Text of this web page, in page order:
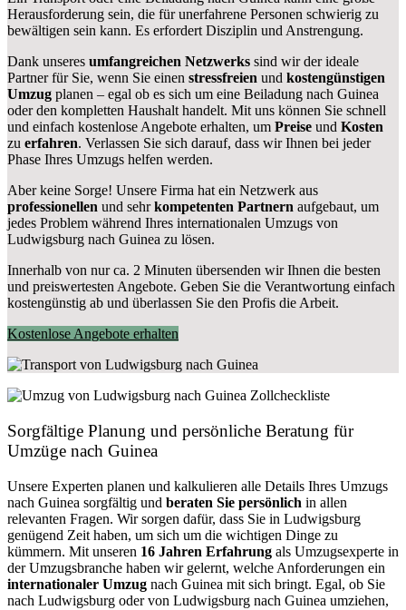
Herausforderung sein, die für unerfahrene Personen schwierig zu
bewältigen sein kann. Es erfordert Disziplin und Anstrengung.
Dank unseres umfangreichen Netzwerks sind wir der ideale
Partner für Sie, wenn Sie einen stressfreien und kostengünstigen
Umzug planen – egal ob es sich um eine Beiladung nach Guinea
oder den kompletten Haushalt handelt. Mit uns können Sie schnell
und einfach kostenlose Angebote erhalten, um Preise und Kosten
zu erfahren. Verlassen Sie sich darauf, dass wir Ihnen bei jeder
Phase Ihres Umzugs helfen werden.
Aber keine Sorge! Unsere Firma hat ein Netzwerk aus
professionellen und sehrkompetenten Partnern aufgebaut, um
jedes Problem während Ihres internationalen Umzugs von
Ludwigsburg nach Guinea zu lösen.
Innerhalb von nur ca. 2 Minuten übersenden wir Ihnen die besten
und preiswertesten Angebote. Geben Sie die Verantwortung einfach
kostengünstig ab und überlassen Sie den Profis die Arbeit.
Kostenlose Angebote erhalten
Sorgfältige Planung und persönliche Beratung für
Umzüge nach Guinea
Unsere Experten planen und kalkulieren alle Details Ihres Umzugs
nach Guinea sorgfältig und beraten Sie persönlich in allen
relevanten Fragen. Wir sorgen dafür, dass Sie in Ludwigsburg
genügend Zeit haben, um sich um die wichtigen Dinge zu
kümmern. Mit unseren 16 Jahren Erfahrung als Umzugsexperte in
der Umzugsbranche haben wir gelernt, welche Anforderungen ein
internationaler Umzug nach Guinea mit sich bringt. Egal, ob Sie
nach Ludwigsburg oder von Ludwigsburg nach Guinea umziehen,